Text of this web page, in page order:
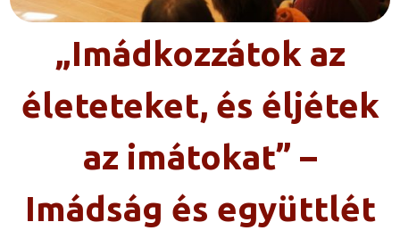
„Imádkozzátok az
életeteket, és éljétek
az imátokat” –
Imádság és együttlét